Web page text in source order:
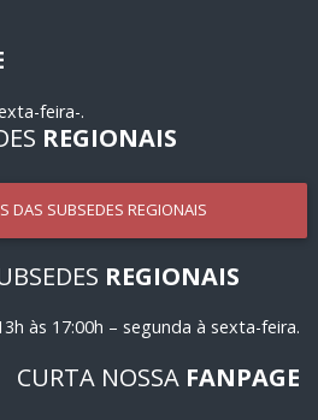
feira-.
REGIONAIS
DAS SUBSEDES REGIONAIS
REGIONAIS
às 17:00h – segunda à sexta-feira.
CURTA NOSSA FANPAGE